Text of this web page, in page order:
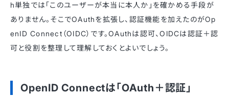
h単独では「このユーザーが本当に本人か」を確かめる手段が
ありません。そこでOAuthを拡張し、認証機能を加えたのがOp
enID Connect（OIDC）です。OAuthは認可、OIDCは認証＋認
可と役割を整理して理解しておくとよいでしょう。
OpenID Connectは「OAuth＋認証」